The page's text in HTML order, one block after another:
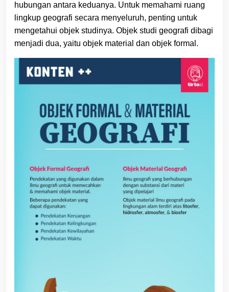
hubungan antara keduanya. Untuk memahami ruang
lingkup geografi secara menyeluruh, penting untuk
mengetahui objek studinya. Objek studi geografi dibagi
menjadi dua, yaitu objek material dan objek formal.